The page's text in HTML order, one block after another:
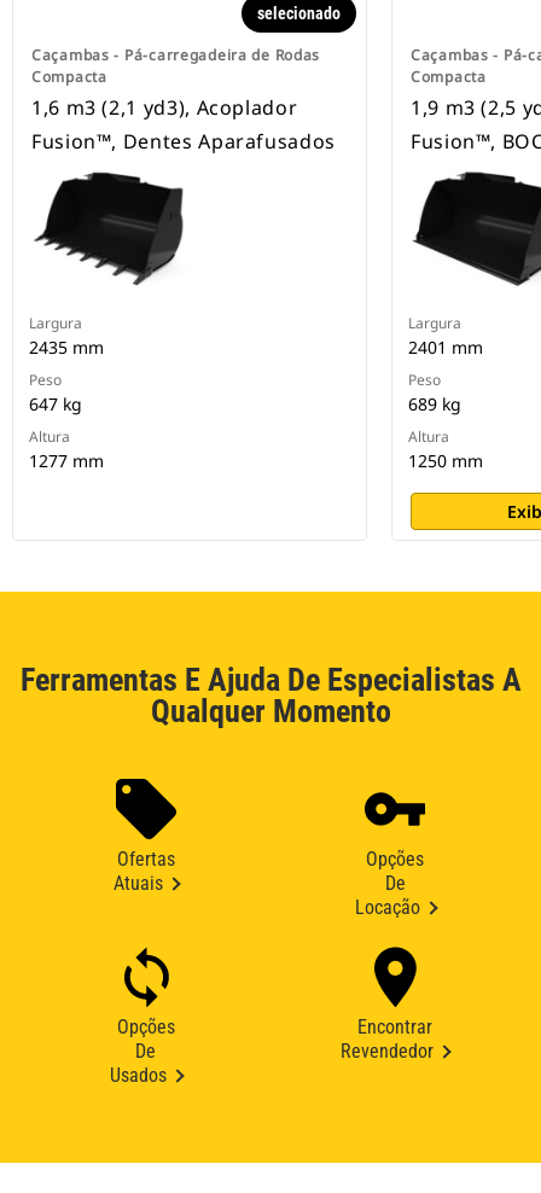
Caçambas - Pá-carregadeira de Rodas
Compacta
selecionado
1,6 m3 (2,1 yd3), Acoplador
Fusion™, Dentes Aparafusados
Largura
2435 mm
Peso
647 kg
Altura
1277 mm
Caçambas - Pá-
Compacta
1,9 m3 (2,5
Fusion™,
Largura
2401 mm
Peso
689 kg
Altura
1250 mm
Ferramentas E Ajuda De Especialistas A
Qualquer Momento
Ofertas
Atuais
Opções
De
Locação
Opções
De
Usados
Encontrar
Revendedor